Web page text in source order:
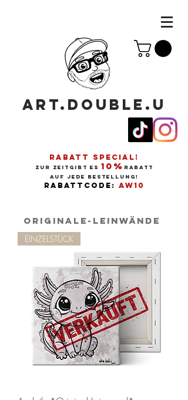
ART.DOUBLE.U
RABATT SPECIAL!
ZUR ZEITGIBT ES 10% RABATT
AUF JEDE BESTELLUNG!
RABATTCODE: AW10
EINZELSTÜCK
Originale-LEinwände